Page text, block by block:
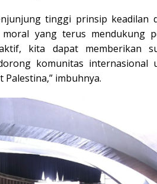
tinggi prinsip keadilan
yang terus mendukung
kita dapat memberikan
komunitas internasional
imbuhnya.